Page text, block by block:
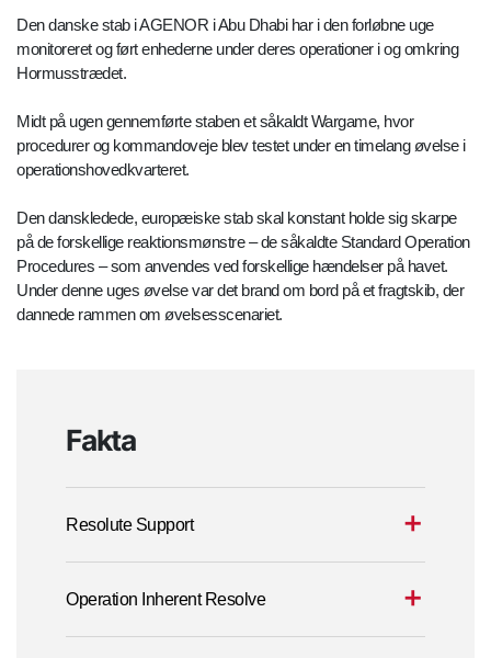
Den danske stab i AGENOR i Abu Dhabi har i den forløbne uge
monitoreret og ført enhederne under deres operationer i og omkring
Hormusstrædet.
Midt på ugen gennemførte staben et såkaldt Wargame, hvor
procedurer og kommandoveje blev testet under en timelang øvelse i
operationshovedkvarteret.
Den danskledede, europæiske stab skal konstant holde sig skarpe
på de forskellige reaktionsmønstre – de såkaldte Standard Operation
Procedures – som anvendes ved forskellige hændelser på havet.
Under denne uges øvelse var det brand om bord på et fragtskib, der
dannede rammen om øvelsesscenariet.
Fakta
Resolute Support
Operation Inherent Resolve